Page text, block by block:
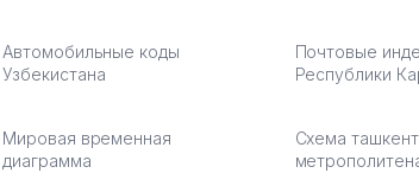
Автомобильные коды
Узбекистана
Почтовые
Республики
Мировая временная
диаграмма
Схема